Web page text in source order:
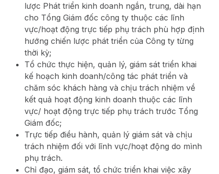
lược Phát triển kinh doanh ngắn, trung, dài hạn
cho Tổng Giám đốc công ty thuộc các lĩnh
vực/hoạt động trực tiếp phụ trách phù hợp định
hướng chiến lược phát triển của Công ty từng
thời kỳ;
Tổ chức thực hiện, quản lý, giám sát triển khai
kế hoạch kinh doanh/công tác phát triển và
chăm sóc khách hàng và chịu trách nhiệm về
kết quả hoạt động kinh doanh thuộc các lĩnh
vực/ hoạt động trực tiếp phụ trách trước Tổng
Giám đốc;
Trực tiếp điều hành, quản lý giám sát và chịu
trách nhiệm đối với lĩnh vực/hoạt động do mình
phụ trách.
Chỉ đạo, giám sát, tổ chức triển khai việc xây